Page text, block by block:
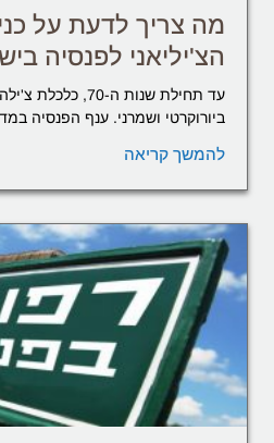
מה צריך לדעת על
הצ'יליאני לפנסיה
עד תחילת שנות ה-
ביורוקרטי ושמרני. ענף הפנסיה
להמשך קריאה